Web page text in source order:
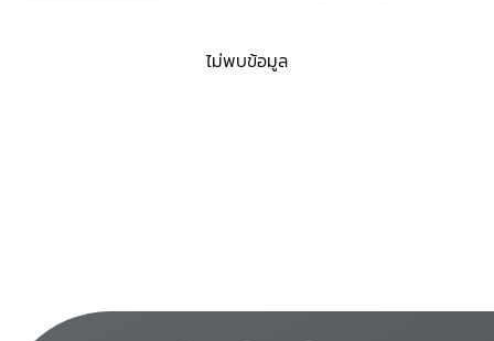
ไม่พบข้อมูล